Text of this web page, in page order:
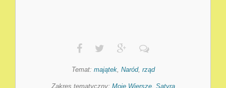
Temat: majątek, Naród, rząd
Zakres tematyczny: Moje Wiersze, Satyra